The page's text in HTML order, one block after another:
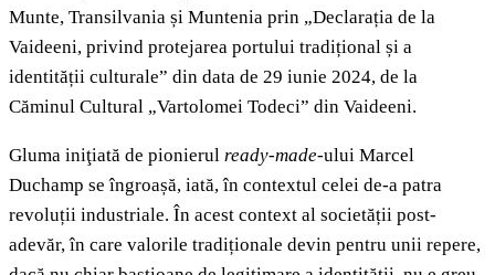
Munte, Transilvania și Muntenia prin „Declarația de la
Vaideeni, privind protejarea portului tradițional și a
identității culturale” din data de 29 iunie 2024, de la
Căminul Cultural „Vartolomei Todeci” din Vaideeni.
Gluma iniţiată de pionierul ready-made-ului Marcel
Duchamp se îngroașă, iată, în contextul celei de-a patra
revoluții industriale. În acest context al societății post-
adevăr, în care valorile tradiționale devin pentru unii repere,